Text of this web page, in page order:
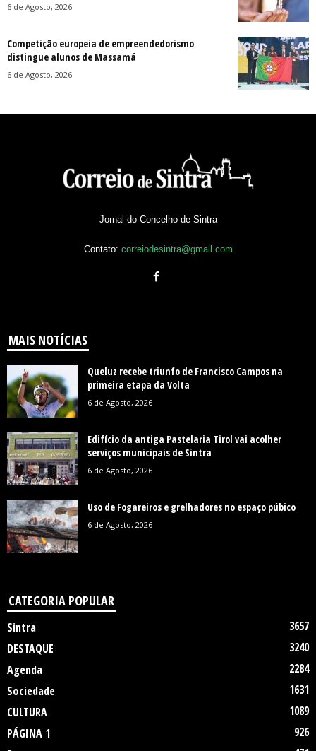
6 de Agosto, 2026
Competição europeia de empreendedorismo
distingue alunos de Massamá
6 de Agosto, 2026
Jornal do Concelho de Sintra
Contato: correiodesintra@gmail.com
MAIS NOTÍCIAS
Queluz recebe triunfo de Francisco Campos na
primeira etapa da Volta
6 de Agosto, 2026
Edifício da antiga Pastelaria Tirol vai acolher
serviços municipais de Sintra
6 de Agosto, 2026
Uso de Fogareiros e grelhadores no espaço púbico
6 de Agosto, 2026
CATEGORIA POPULAR
Sintra
3657
DESTAQUE
3240
Agenda
2284
Sociedade
1631
CULTURA
1089
PÁGINA 1
926